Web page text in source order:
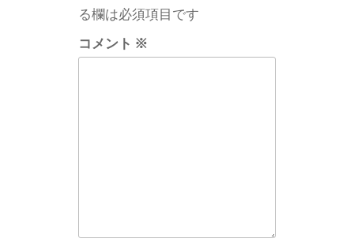
る欄は必須項目です
コメント ※